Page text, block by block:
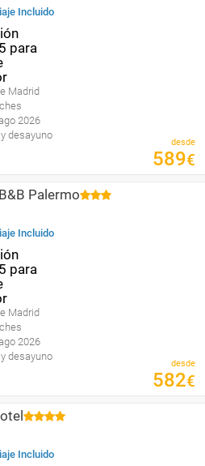
Incluido
Madrid
2026
desayuno
desde
589€
Palermo
Incluido
Madrid
2026
desayuno
desde
582€
Incluido